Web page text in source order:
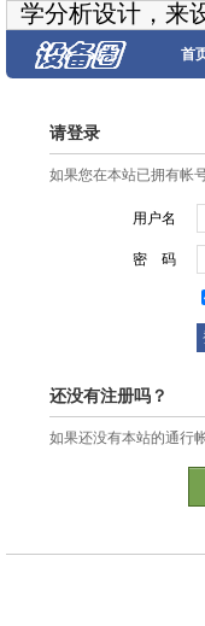
学分析设计，来
首
请登录
如果您在本站已拥有帐
用户名
密 码
还没有注册吗？
如果还没有本站的通行